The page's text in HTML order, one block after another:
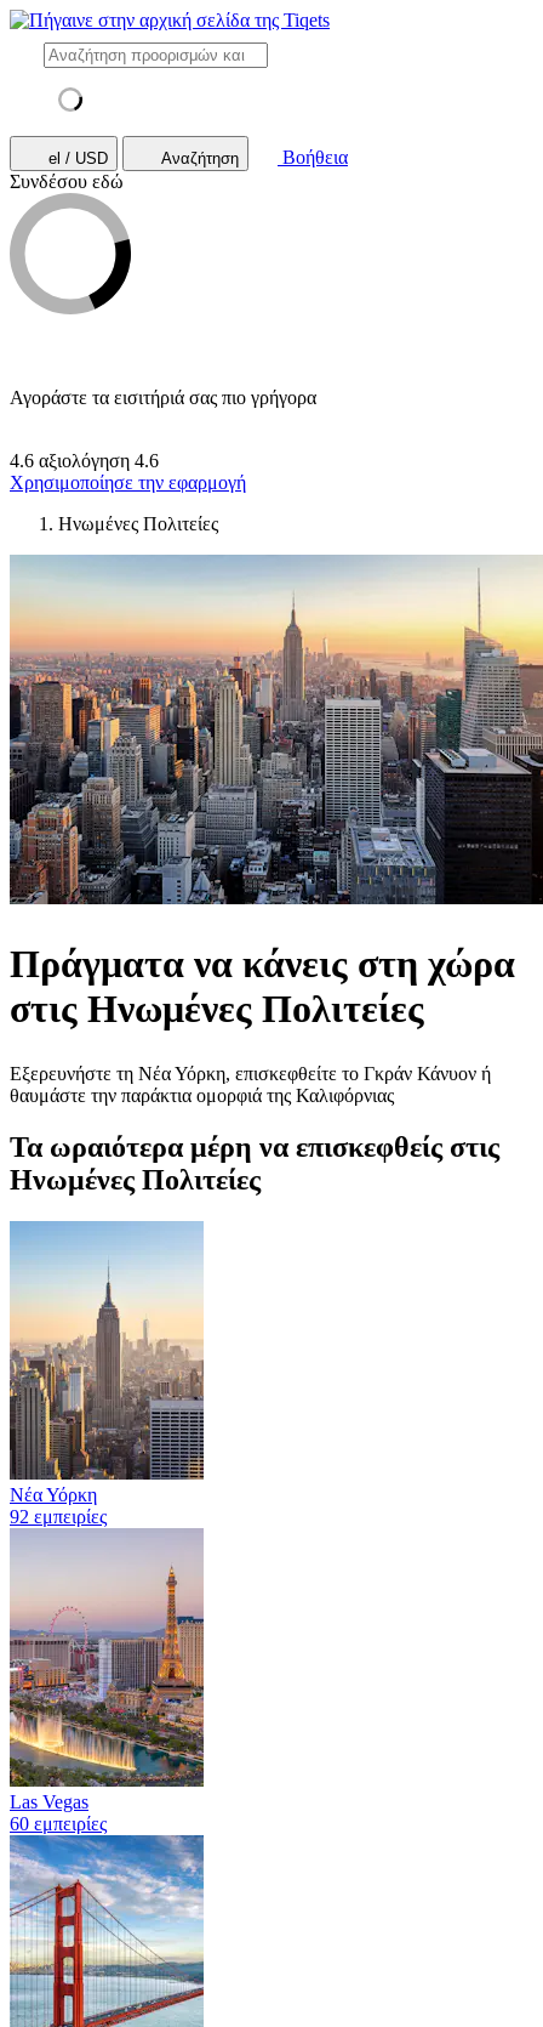
el / USD Αναζήτηση
Βοήθεια
Συνδέσου εδώ
Αγοράστε τα εισιτήριά σας πιο γρήγορα
4.6 αξιολόγηση 4.6
Χρησιμοποίησε την εφαρμογή
Ηνωμένες Πολιτείες
Πράγματα να κάνεις στη χώρα
στις Ηνωμένες Πολιτείες
Εξερευνήστε τη Νέα Υόρκη, επισκεφθείτε το Γκράν Κάνυον ή
θαυμάστε την παράκτια ομορφιά της Καλιφόρνιας
Τα ωραιότερα μέρη να επισκεφθείς στις
Ηνωμένες Πολιτείες
Νέα Υόρκη
92 εμπειρίες
Las Vegas
60 εμπειρίες